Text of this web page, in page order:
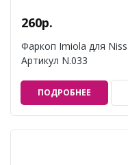
260р.
Фаркоп Imiola для
Артикул N.033
ПОДРОБНЕЕ